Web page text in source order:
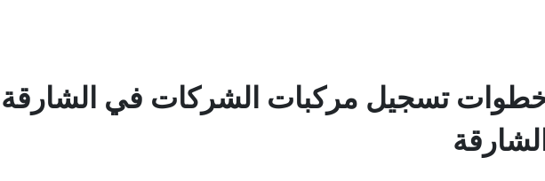
تسجيل مركبات الشركات في
الشارقة